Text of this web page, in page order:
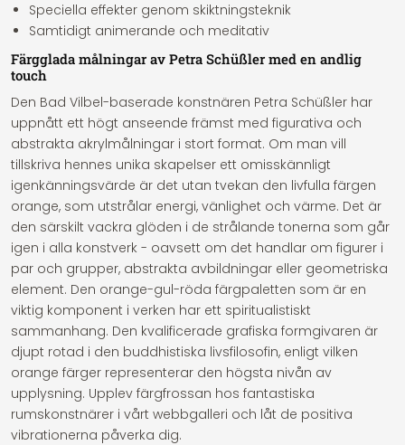
Speciella effekter genom skiktningsteknik
Samtidigt animerande och meditativ
Färgglada målningar av Petra Schüßler med en andlig
touch
Den Bad Vilbel-baserade konstnären Petra Schüßler har
uppnått ett högt anseende främst med figurativa och
abstrakta akrylmålningar i stort format. Om man vill
tillskriva hennes unika skapelser ett omisskännligt
igenkänningsvärde är det utan tvekan den livfulla färgen
orange, som utstrålar energi, vänlighet och värme. Det är
den särskilt vackra glöden i de strålande tonerna som går
igen i alla konstverk - oavsett om det handlar om figurer i
par och grupper, abstrakta avbildningar eller geometriska
element. Den orange-gul-röda färgpaletten som är en
viktig komponent i verken har ett spiritualistiskt
sammanhang. Den kvalificerade grafiska formgivaren är
djupt rotad i den buddhistiska livsfilosofin, enligt vilken
orange färger representerar den högsta nivån av
upplysning. Upplev färgfrossan hos fantastiska
rumskonstnärer i vårt webbgalleri och låt de positiva
vibrationerna påverka dig.